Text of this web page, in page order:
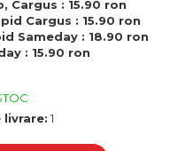
Cargus : 15.90 ron
Cargus : 15.90 ron
Sameday : 18.90 ron
: 15.90 ron
livrare: 1